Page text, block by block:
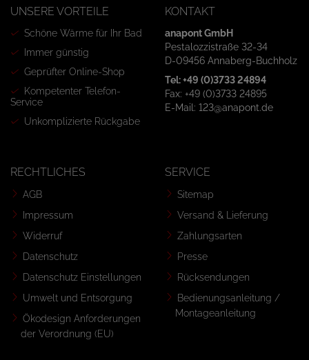
UNSERE VORTEILE
Schöne Wärme für Ihr Bad
Immer günstig
Geprüfter Online-Shop
Kompetenter Telefon-
Service
Unkomplizierte Rückgabe
KONTAKT
anapont GmbH
Pestalozzistraße 32-34
D-09456 Annaberg-Buchholz
Tel: +49 (0)3733 24894
Fax: +49 (0)3733 24895
E-Mail: 123@anapont.de
RECHTLICHES
AGB
Impressum
Widerruf
Datenschutz
Datenschutz Einstellungen
Umwelt und Entsorgung
Ökodesign Anforderungen
der Verordnung (EU)
SERVICE
Sitemap
Versand & Lieferung
Zahlungsarten
Presse
Rücksendungen
Bedienungsanleitung /
Montageanleitung